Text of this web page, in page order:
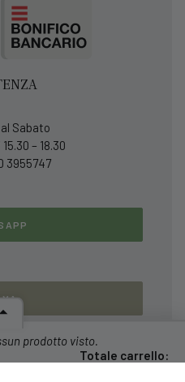
Sabato
– 18.30
3955747
prodotto visto.
Totale carrello: